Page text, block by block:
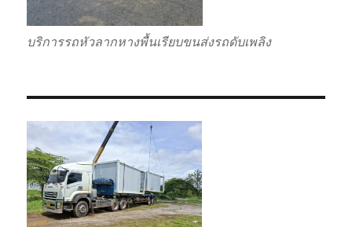
บริการรถหัวลากหางพื้นเรียบขนส่งรถดับเพลิง